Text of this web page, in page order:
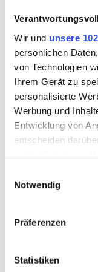
Wir und unsere
persönlichen
von Technologien
Ihrem Gerät zu
personalisierte
Werbung und
Entwicklung von
entscheiden
Trigger Symbol
können
Notwendig
Präferenzen
Statistiken
21 TO WEAR
RELATED